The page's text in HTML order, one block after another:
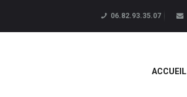
06.82.93.35.07
ACCUEIL